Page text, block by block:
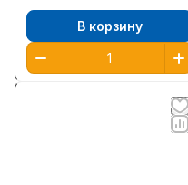
В корзину